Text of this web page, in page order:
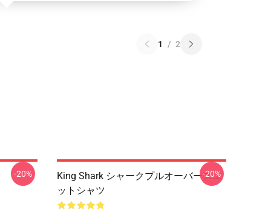
1 / 2
-20%
King Shark シャークプルオーバースエ
ットシャツ
-20%